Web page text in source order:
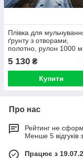
Плівка для
ґрунту з отворами,
полотно, рулон 1000 м,
ширина 1000 м,
30 мкм термін
експлуатації 24 міс
5 130 ₴
Купити
Про нас
Рейтинг не
Менше 5 відгуків
Працює з